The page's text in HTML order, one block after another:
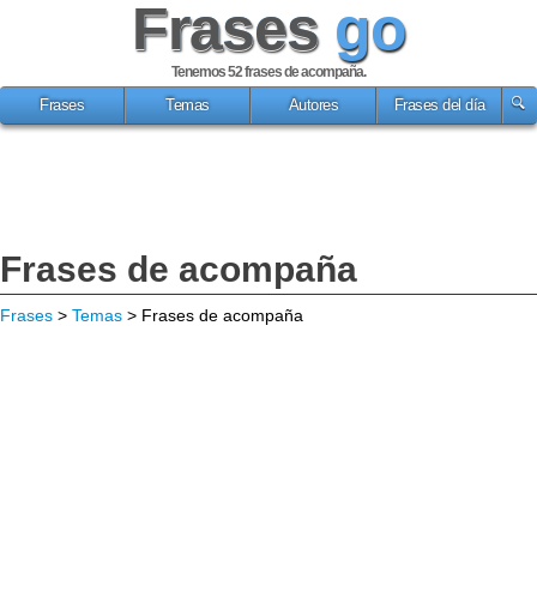
Frases go
Tenemos 52frases de acompaña.
Frases
Temas Autores Frases del día
Frases de acompaña
Frases > Temas > Frases de acompaña